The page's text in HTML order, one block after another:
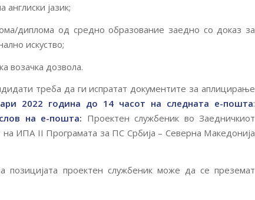
јазик;
диплома од средно образование заедно со доказ за
искуство;
возачка дозвола.
треба да ги испратат документите за аплицирање
2022 година до 14 часот на следната е-пошта:
на е-пошта: Проектен службеник во Заедничкиот
на ИПА II Програмата за ПС Србија – Северна Македонија
позицијата проектен службеник може да се преземат